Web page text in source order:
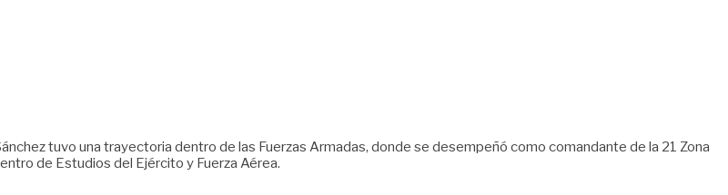
tuvo una trayectoria dentro de las Fuerzas Armadas, donde se desempeñó como comandante de la 21 Zona
de Estudios del Ejército y Fuerza Aérea.